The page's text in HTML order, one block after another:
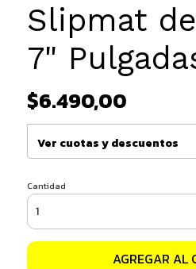
Slipmat
7"
$6.490,00
Ver cuotas y descuentos
Cantidad
AGREGAR AL